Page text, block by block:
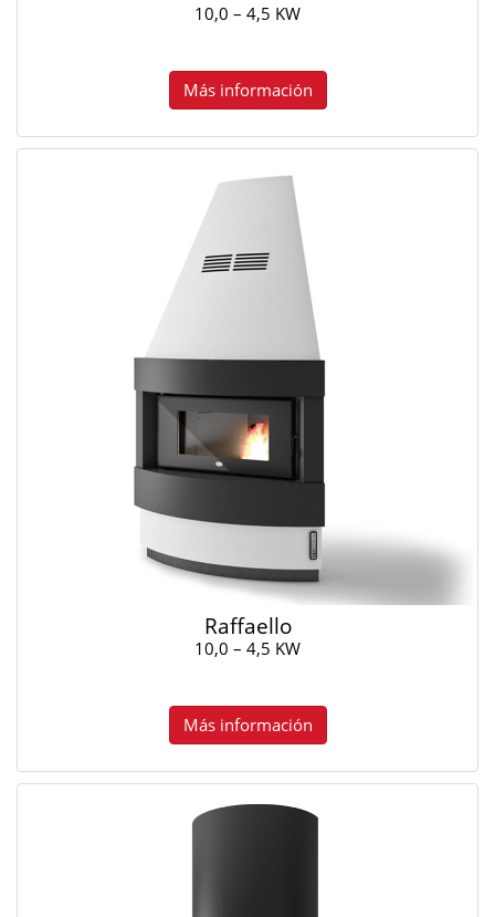
10,0 – 4,5 KW
Más información
Raffaello
10,0 – 4,5 KW
Más información